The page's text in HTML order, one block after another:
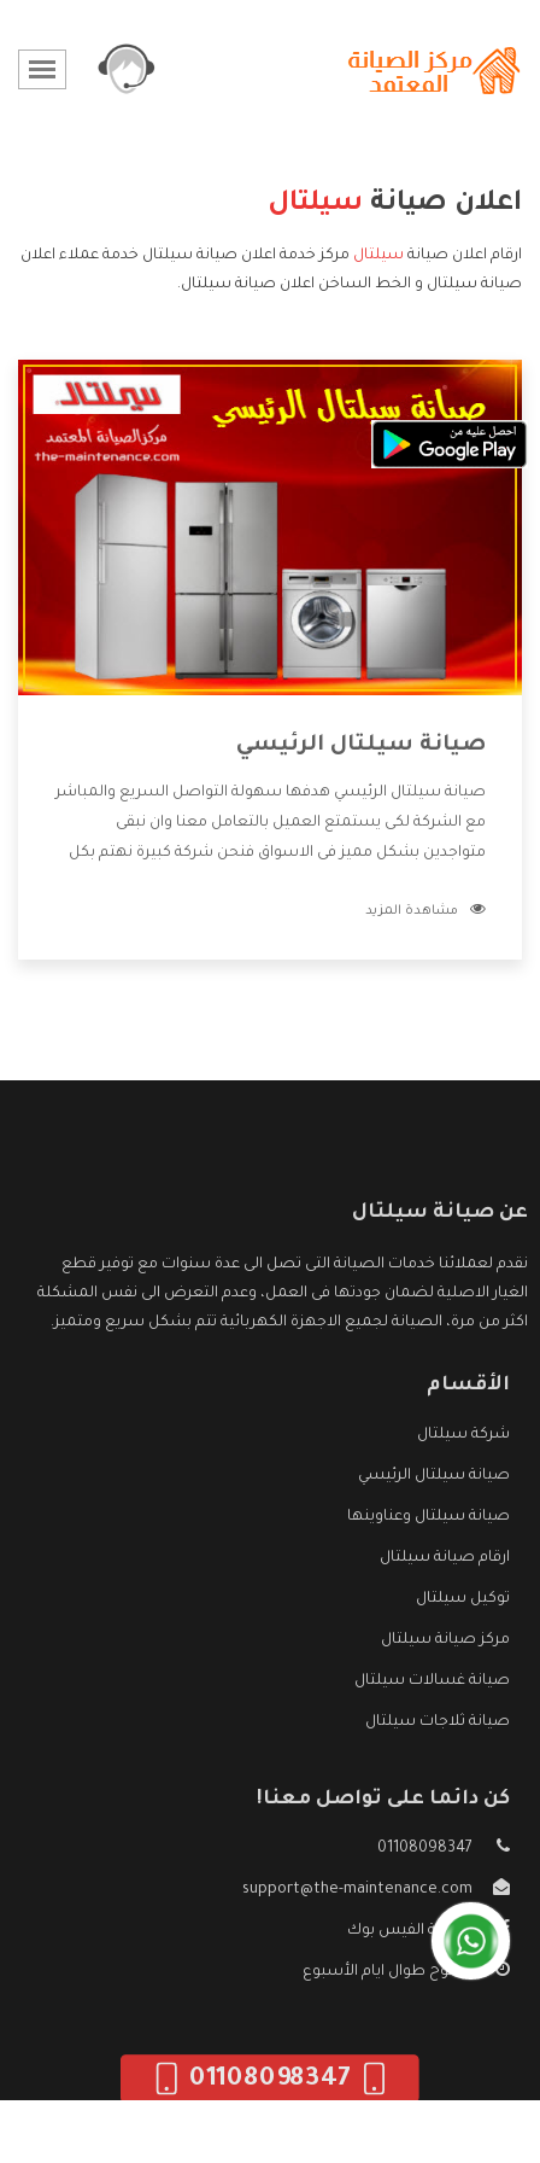
اعلان صيانة سيلتال
ارقام اعلان صيانة سيلتال مركز خدمة اعلان صيانة سيلتال خدمة عملاء اعلان
صيانة سيلتال و الخط الساخن اعلان صيانة سيلتال.
صيانة سيلتال الرئيسي
صيانة سيلتال الرئيسي هدفها سهولة التواصل السريع والمباشر
مع الشركة لكى يستمتع العميل بالتعامل معنا وان نبقى
متواجدين بشكل مميز فى الاسواق فنحن شركة كبيرة نهتم بكل
الشركة بها والتى تكون منها خدمة الصيانة التى تكون من أهم
مشاهدة المزيد
عن صيانة سيلتال
نقدم لعملائنا خدمات الصيانة التى تصل الى عدة سنوات مع توفير قطع
الغيار الاصلية لضمان جودتها فى العمل، وعدم التعرض الى نفس المشكلة
اكثر من مرة، الصيانة لجميع الاجهزة الكهربائية تتم بشكل سريع ومتميز.
الأقسام
شركة سيلتال
صيانة سيلتال الرئيسي
صيانة سيلتال وعناوينها
ارقام صيانة سيلتال
توكيل سيلتال
مركز صيانة سيلتال
صيانة غسالات سيلتال
صيانة ثلاجات سيلتال
كن دائما على تواصل معنا!
01108098347
support@the-maintenance.com
صفحة الفيس بوك
مفتوح طوال ايام الأسبوع
01108098347